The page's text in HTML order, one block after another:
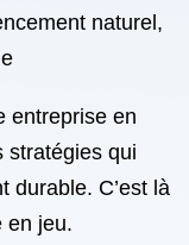
naturel,
entreprise en
stratégies qui
durable. C’est là
en jeu.